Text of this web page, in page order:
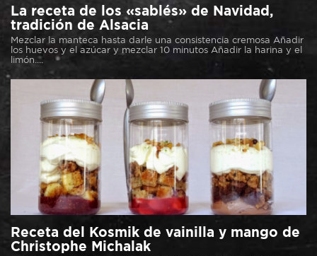
La receta de los «sablés» de Navidad,
tradición de Alsacia
Mezclar la manteca hasta darle una consistencia cremosa Añadir
los huevos y el azúcar y mezclar 10 minutos Añadir la harina y el
limón....
Receta del Kosmik de vainilla y mango de
Christophe Michalak